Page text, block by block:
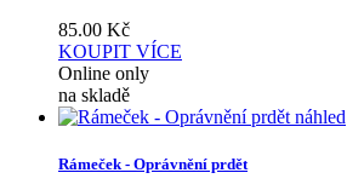
85.00 Kč
KOUPIT VÍCE
Online only
na skladě
náhled
Rámeček - Oprávnění prdět